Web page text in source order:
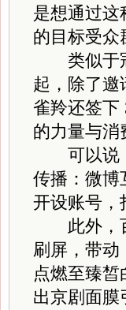
是想通过这
的目标受众
类似于冠
起，除了邀
雀羚还签下
的力量与消
可以说，
传播：微博
开设账号，
此外，百
刷屏，带动
点燃至臻
出京剧面膜